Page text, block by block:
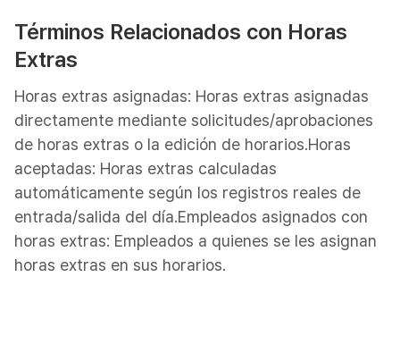
Términos Relacionados con Horas
Extras
Horas extras asignadas: Horas extras asignadas
directamente mediante solicitudes/aprobaciones
de horas extras o la edición de horarios.Horas
aceptadas: Horas extras calculadas
automáticamente según los registros reales de
entrada/salida del día.Empleados asignados con
horas extras: Empleados a quienes se les asignan
horas extras en sus horarios.